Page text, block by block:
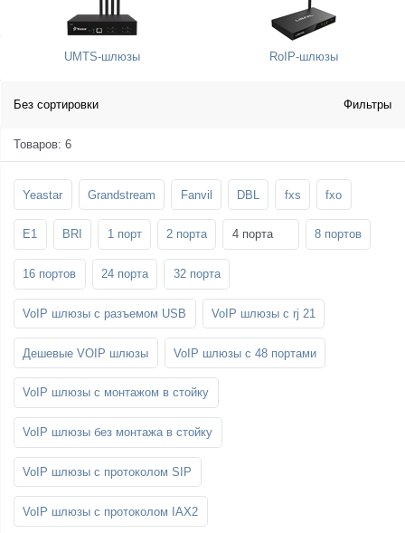
UMTS-шлюзы RoIP-шлюзы
Без сортировки Фильтры
Товаров: 6
Yeastar Grandstream Fanvil DBL fxs fxo
E1 BRI 1 порт 2 порта 4 порта 8 портов
16 портов 24 порта 32 порта
VoIP шлюзы с разъемом USB VoIP шлюзы с rj 21
Дешевые VOIP шлюзы VoIP шлюзы с 48 портами
VoIP шлюзы с монтажом в стойку
VoIP шлюзы без монтажа в стойку
VoIP шлюзы с протоколом SIP
VoIP шлюзы с протоколом IAX2
Стойки и крепления для панелей и
телевизоров
Шахтные телефоны
SFP-модули
3G/4G LTE и ADSL модемы
Мобильные телефоны